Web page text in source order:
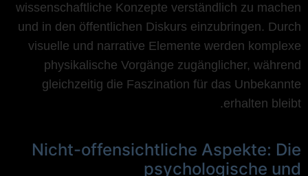
wissenschaftliche Konzepte verständlich zu machen
und in den öffentlichen Diskurs einzubringen. Durch
visuelle und narrative Elemente werden komplexe
physikalische Vorgänge zugänglicher, während
gleichzeitig die Faszination für das Unbekannte
erhalten bleibt.
Nicht-offensichtliche Aspekte: Die
psychologische und